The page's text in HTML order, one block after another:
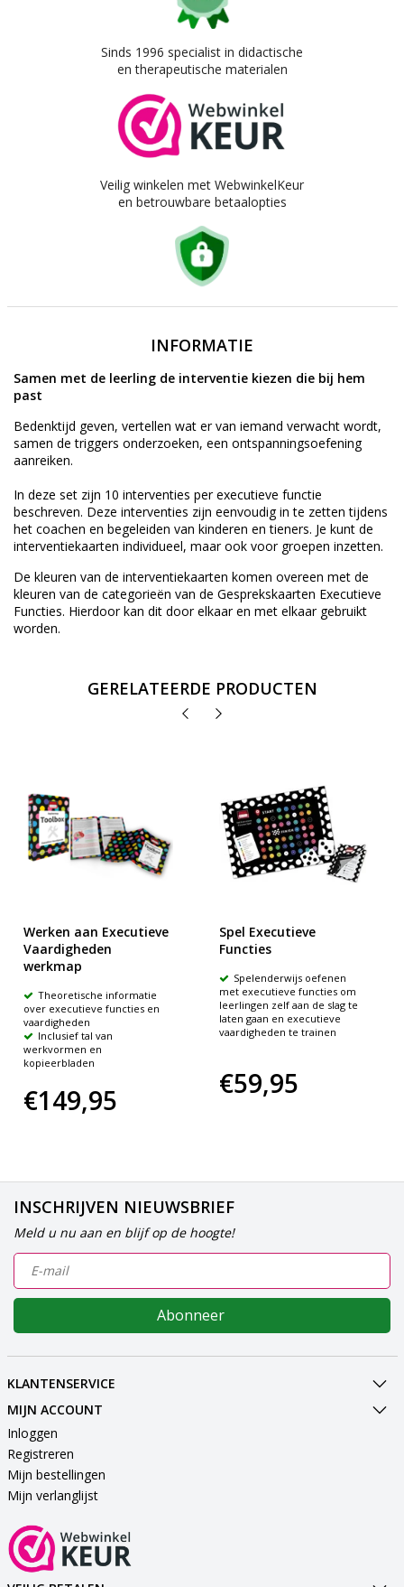
Sinds 1996 specialist in didactische
en therapeutische materialen
Veilig winkelen met WebwinkelKeur
en betrouwbare betaalopties
INFORMATIE
Samen met de leerling de interventie kiezen die bij hem
past
Bedenktijd geven, vertellen wat er van iemand verwacht wordt,
samen de triggers onderzoeken, een ontspanningsoefening
aanreiken.
In deze set zijn 10 interventies per executieve functie
beschreven. Deze interventies zijn eenvoudig in te zetten tijdens
het coachen en begeleiden van kinderen en tieners. Je kunt de
interventiekaarten individueel, maar ook voor groepen inzetten.
De kleuren van de interventiekaarten komen overeen met de
kleuren van de categorieën van de Gesprekskaarten Executieve
Functies. Hierdoor kan dit door elkaar en met elkaar gebruikt
worden.
GERELATEERDE PRODUCTEN
Werken aan Executieve
Vaardigheden
werkmap
Theoretische informatie
over executieve functies en
vaardigheden
Inclusief tal van
werkvormen en
kopieerbladen
€149,95
Spel Executieve
Functies
Spelenderwijs oefenen
met executieve functies om
leerlingen zelf aan de slag te
laten gaan en executieve
vaardigheden te trainen
€59,95
INSCHRIJVEN NIEUWSBRIEF
Meld u nu aan en blijf op de hoogte!
Abonneer
KLANTENSERVICE
MIJN ACCOUNT
Inloggen
Registreren
Mijn bestellingen
Mijn verlanglijst